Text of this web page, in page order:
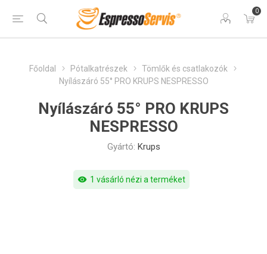
0
Főoldal Pótalkatrészek
Tömlők és csatlakozók
Nyílászáró 55° PRO KRUPS NESPRESSO
Nyílászáró 55° PRO KRUPS
NESPRESSO
Gyártó: Krups
visibility 1 vásárló nézi a terméket